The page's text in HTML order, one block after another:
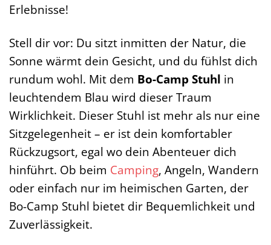
Erlebnisse!
Stell dir vor: Du sitzt inmitten der Natur, die
Sonne wärmt dein Gesicht, und du fühlst dich
rundum wohl. Mit dem Bo-Camp Stuhl in
leuchtendem Blau wird dieser Traum
Wirklichkeit. Dieser Stuhl ist mehr als nur eine
Sitzgelegenheit – er ist dein komfortabler
Rückzugsort, egal wo dein Abenteuer dich
hinführt. Ob beim Camping, Angeln, Wandern
oder einfach nur im heimischen Garten, der
Bo-Camp Stuhl bietet dir Bequemlichkeit und
Zuverlässigkeit.